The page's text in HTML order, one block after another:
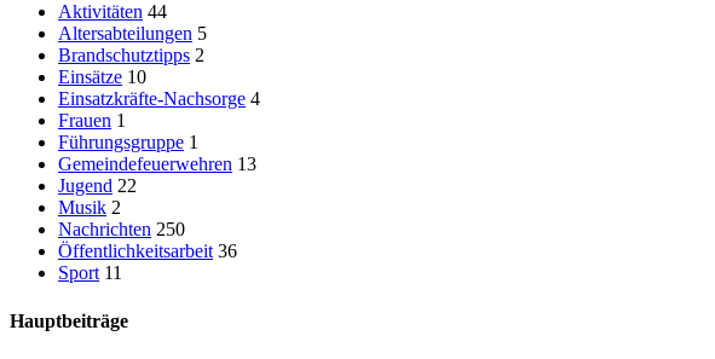
Aktivitäten 44
Altersabteilungen 5
Brandschutztipps 2
Einsätze 10
Einsatzkräfte-Nachsorge 4
Frauen 1
Führungsgruppe 1
Gemeindefeuerwehren 13
Jugend 22
Musik 2
Nachrichten 250
Öffentlichkeitsarbeit 36
Sport 11
Hauptbeiträge